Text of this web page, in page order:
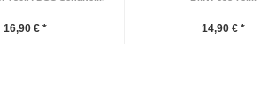
16,90 € * 14,90 € *